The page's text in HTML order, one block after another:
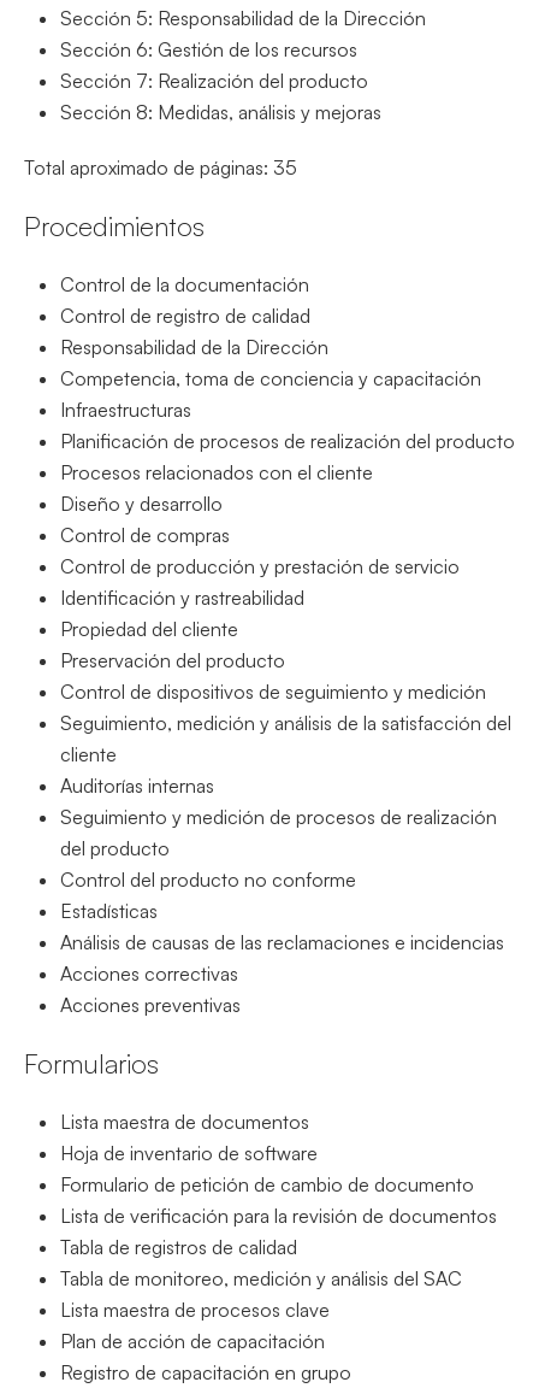
Sección 5: Responsabilidad de la Dirección
Sección 6: Gestión de los recursos
Sección 7: Realización del producto
Sección 8: Medidas, análisis y mejoras
Total aproximado de páginas: 35
Procedimientos
Control de la documentación
Control de registro de calidad
Responsabilidad de la Dirección
Competencia, toma de conciencia y capacitación
Infraestructuras
Planificación de procesos de realización del producto
Procesos relacionados con el cliente
Diseño y desarrollo
Control de compras
Control de producción y prestación de servicio
Identificación y rastreabilidad
Propiedad del cliente
Preservación del producto
Control de dispositivos de seguimiento y medición
Seguimiento, medición y análisis de la satisfacción del
cliente
Auditorías internas
Seguimiento y medición de procesos de realización
del producto
Control del producto no conforme
Estadísticas
Análisis de causas de las reclamaciones e incidencias
Acciones correctivas
Acciones preventivas
Formularios
Lista maestra de documentos
Hoja de inventario de software
Formulario de petición de cambio de documento
Lista de verificación para la revisión de documentos
Tabla de registros de calidad
Tabla de monitoreo, medición y análisis del SAC
Lista maestra de procesos clave
Plan de acción de capacitación
Registro de capacitación en grupo